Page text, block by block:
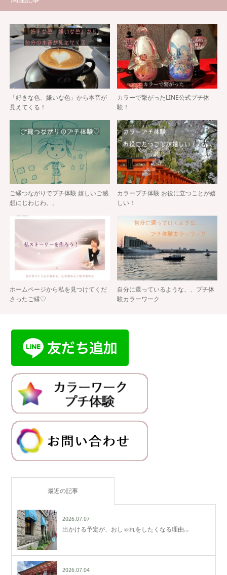
「好きな色、嫌いな色」から本音が
見えてくる！
カラーで繋がったLINE公式プチ体
験！
ご縁つながりでプチ体験 嬉しいご感
想にじわじわ。。
カラープチ体験 お役に立つことが嬉
しい！
ホームページから私を見つけてくだ
さったご縁♡
自分に還っているような、、プチ体
験カラーワーク
最近の記事
2026.07.07
出かける予定が、おしゃれをしたくなる理由…
2026.07.04